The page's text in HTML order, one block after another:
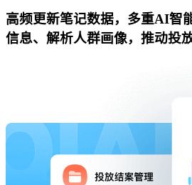
高频更新笔记数据，多重AI智
信息、解析人群画像，推动投